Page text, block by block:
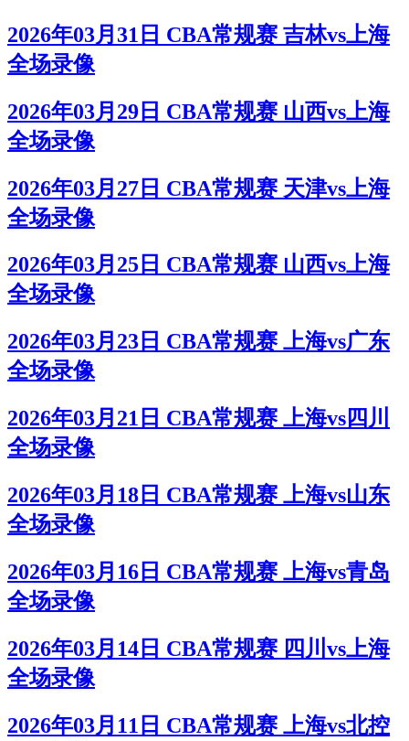
2026年03月31日 CBA常规赛 吉林vs上海
全场录像
2026年03月29日 CBA常规赛 山西vs上海
全场录像
2026年03月27日 CBA常规赛 天津vs上海
全场录像
2026年03月25日 CBA常规赛 山西vs上海
全场录像
2026年03月23日 CBA常规赛 上海vs广东
全场录像
2026年03月21日 CBA常规赛 上海vs四川
全场录像
2026年03月18日 CBA常规赛 上海vs山东
全场录像
2026年03月16日 CBA常规赛 上海vs青岛
全场录像
2026年03月14日 CBA常规赛 四川vs上海
全场录像
2026年03月11日 CBA常规赛 上海vs北控